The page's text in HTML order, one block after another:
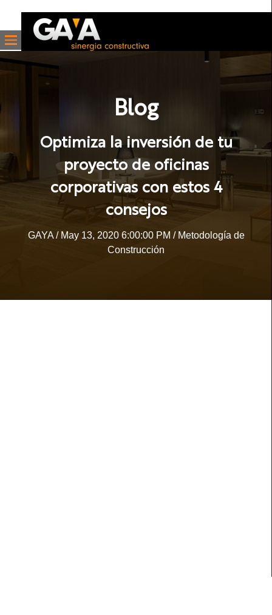
Blog
Optimiza la inversión de tu
proyecto de oficinas
corporativas con estos 4
consejos
GAYA/ May 13, 2020 6:00:00 PM / Metodología de
Construcción